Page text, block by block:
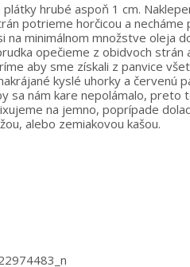
hrubé aspoň 1 cm.
potrieme horčicou a necháme
minimálnom množstve oleja
opečieme z obidvoch strán
aby sme získali z panvice
kyslé uhorky a červenú
sa nám kare nepolámalo,
na jemno, poprípade
alebo zemiakovou kašou.